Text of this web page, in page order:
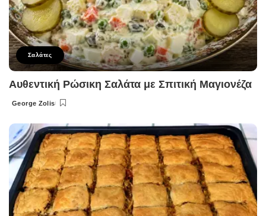
Σαλάτες
Αυθεντική Ρώσικη Σαλάτα με Σπιτική Μαγιονέζα
Posted
George Zolis